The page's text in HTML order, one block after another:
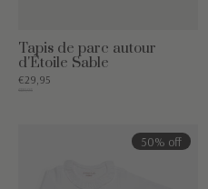
Tapis de parc autour
d'Étoile Sable
€29,95
€89,95
50% off